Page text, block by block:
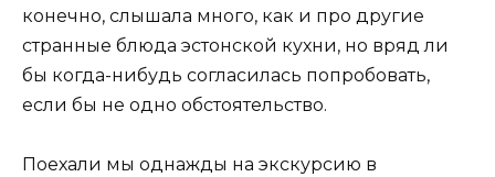
конечно, слышала много, как и про другие
странные блюда эстонской кухни, но вряд ли
бы когда-нибудь согласилась попробовать,
если бы не одно обстоятельство.
Поехали мы однажды на экскурсию в